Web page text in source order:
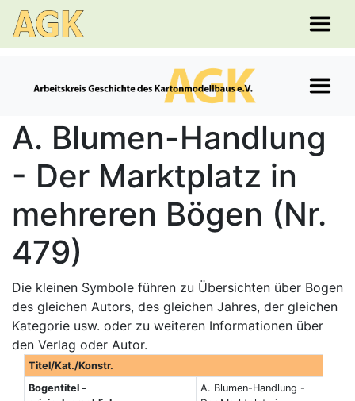
A. Blumen-Handlung
- Der Marktplatz in
mehreren Bögen (Nr.
479)
Die kleinen Symbole führen zu Übersichten über Bogen
des gleichen Autors, des gleichen Jahres, der gleichen
Kategorie usw. oder zu weiteren Informationen über
den Verlag oder Autor.
Titel/Kat./Konstr.
Bogentitel -
A. Blumen-Handlung -